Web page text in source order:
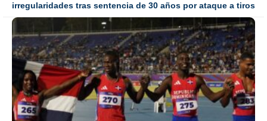
irregularidades tras sentencia de 30 años por ataque a tiros